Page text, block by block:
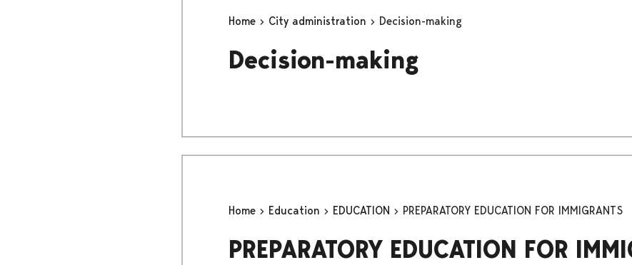
Home City administration Decision-making
Decision-making
Home Education EDUCATION PREPARATORY EDUCATION FOR IMMIGRANTS
PREPARATORY EDUCATION FOR